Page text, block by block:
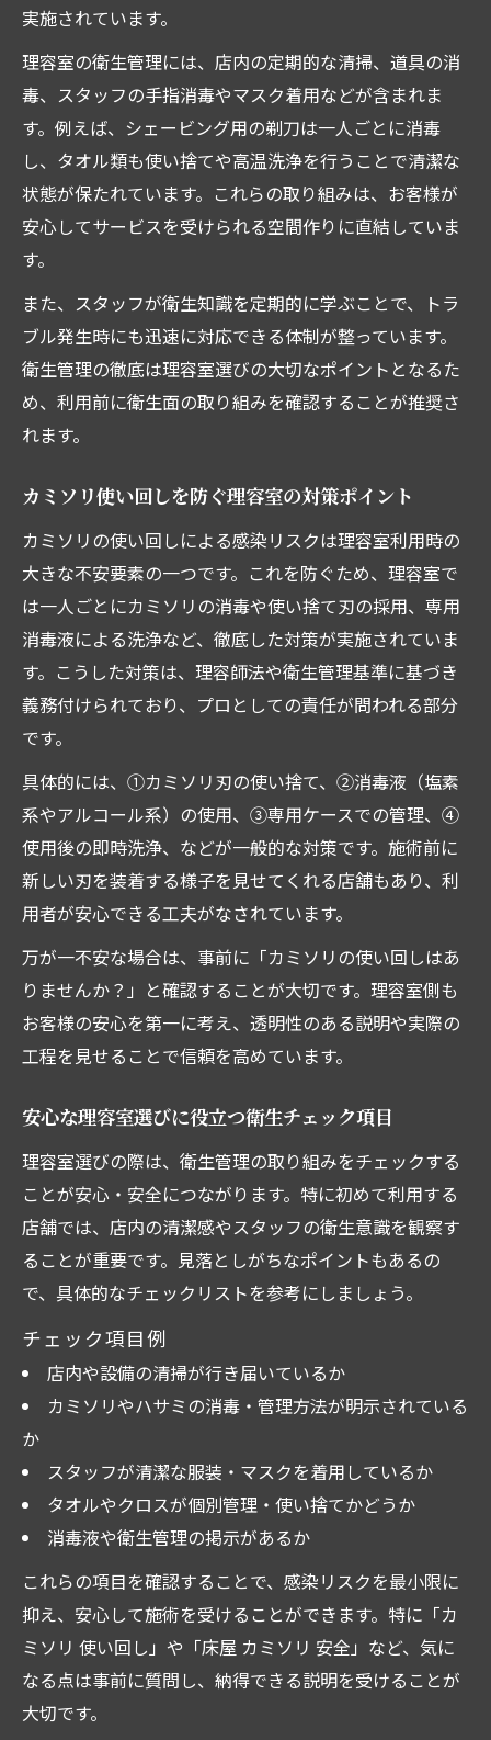
理容室の消毒手順とその見分け方のポイン
ト
使い回し防止に注力した理容室の選び方
消毒液や洗浄設備による理容室の衛生管理
利用者が理容室で確認すべき消毒方法とは
安全性を意識した理容室利用の心得とは
理容室利用時に衛生面で意識したい注意点
初めての理容室で安全性を質問するコツ
理容室の衛生状態を見極める観察ポイント
カミソリ感染リスクを防ぐための理容室対策
理容室でのカミソリ感染対策の現状と工夫
使い捨てカミソリ導入が広がる理容室事情
理容室における感染リスク低減の実例紹介
カミソリの消毒・管理で理容室の安全強化
理容室の衛生管理が信頼につながる理由
徹底した理容室衛生管理が生む信頼感とは
衛生意識の高い理容室が選ばれる背景を解
説
理容室の衛生対策が満足度向上につながる
要因
清潔な理容室環境がリピーターを増やす理
由
理容室の衛生管理を見極める利用者の視点
実施されています。
理容室の衛生管理には、店内の定期的な清掃、道具の消
毒、スタッフの手指消毒やマスク着用などが含まれま
す。例えば、シェービング用の剃刀は一人ごとに消毒
し、タオル類も使い捨てや高温洗浄を行うことで清潔な
状態が保たれています。これらの取り組みは、お客様が
安心してサービスを受けられる空間作りに直結していま
す。
また、スタッフが衛生知識を定期的に学ぶことで、トラ
ブル発生時にも迅速に対応できる体制が整っています。
衛生管理の徹底は理容室選びの大切なポイントとなるた
め、利用前に衛生面の取り組みを確認することが推奨さ
れます。
カミソリ使い回しを防ぐ理容室の対策ポイント
カミソリの使い回しによる感染リスクは理容室利用時の
大きな不安要素の一つです。これを防ぐため、理容室で
は一人ごとにカミソリの消毒や使い捨て刃の採用、専用
消毒液による洗浄など、徹底した対策が実施されていま
す。こうした対策は、理容師法や衛生管理基準に基づき
義務付けられており、プロとしての責任が問われる部分
です。
具体的には、①カミソリ刃の使い捨て、②消毒液（塩素
系やアルコール系）の使用、③専用ケースでの管理、④
使用後の即時洗浄、などが一般的な対策です。施術前に
新しい刃を装着する様子を見せてくれる店舗もあり、利
用者が安心できる工夫がなされています。
万が一不安な場合は、事前に「カミソリの使い回しはあ
りませんか？」と確認することが大切です。理容室側も
お客様の安心を第一に考え、透明性のある説明や実際の
工程を見せることで信頼を高めています。
安心な理容室選びに役立つ衛生チェック項目
理容室選びの際は、衛生管理の取り組みをチェックする
ことが安心・安全につながります。特に初めて利用する
店舗では、店内の清潔感やスタッフの衛生意識を観察す
ることが重要です。見落としがちなポイントもあるの
で、具体的なチェックリストを参考にしましょう。
チェック項目例
店内や設備の清掃が行き届いているか
カミソリやハサミの消毒・管理方法が明示されている
か
スタッフが清潔な服装・マスクを着用しているか
タオルやクロスが個別管理・使い捨てかどうか
消毒液や衛生管理の掲示があるか
これらの項目を確認することで、感染リスクを最小限に
抑え、安心して施術を受けることができます。特に「カ
ミソリ 使い回し」や「床屋 カミソリ 安全」など、気に
なる点は事前に質問し、納得できる説明を受けることが
大切です。